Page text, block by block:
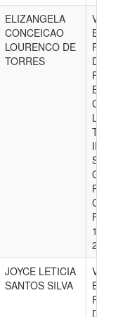
ELIZANGELA
CONCEICAO
LOURENCO DE
TORRES
IDA
19
2026.
JOYCE LETICIA
SANTOS SILVA